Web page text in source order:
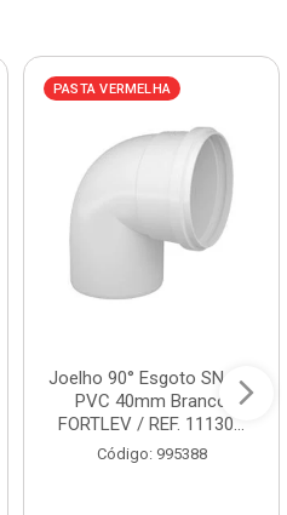
PASTA VERMELHA
Joelho 90° Esgoto SN em
PVC 40mm Branco
FORTLEV / REF. 11130...
Código: 995388